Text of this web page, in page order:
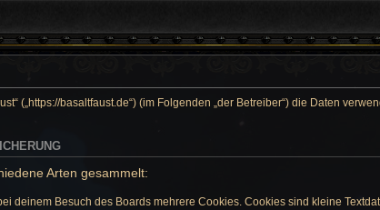
(„https://basaltfaust.de“) (im Folgenden „der Betreiber“) die Daten
Arten gesammelt:
deinem Besuch des Boards mehrere Cookies. Cookies sind kleine